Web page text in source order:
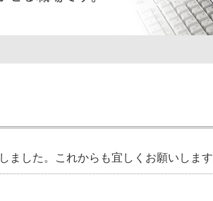
ました。これからも宜しくお願いします